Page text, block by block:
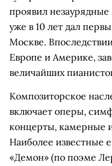
проявил
уже в 10 лет дал
Москве.
Европе и Америке,
величайших
Композиторское
включает оперы,
концерты, камерные
Наиболее известные
«Демон» (по поэме